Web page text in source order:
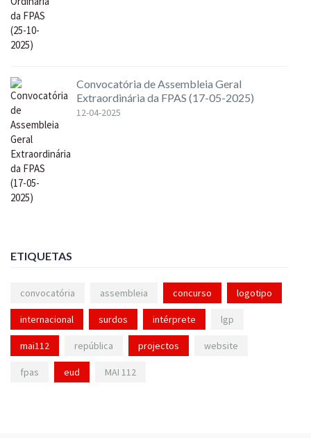
Convocatória de Assembleia Geral
Extraordinária da FPAS (17-05-2025)
12-04-2025
ETIQUETAS
convocatória assembleia concurso logotipo
internacional surdos intérprete lgp
mai112 república projectos website
fpas eud MAI 112